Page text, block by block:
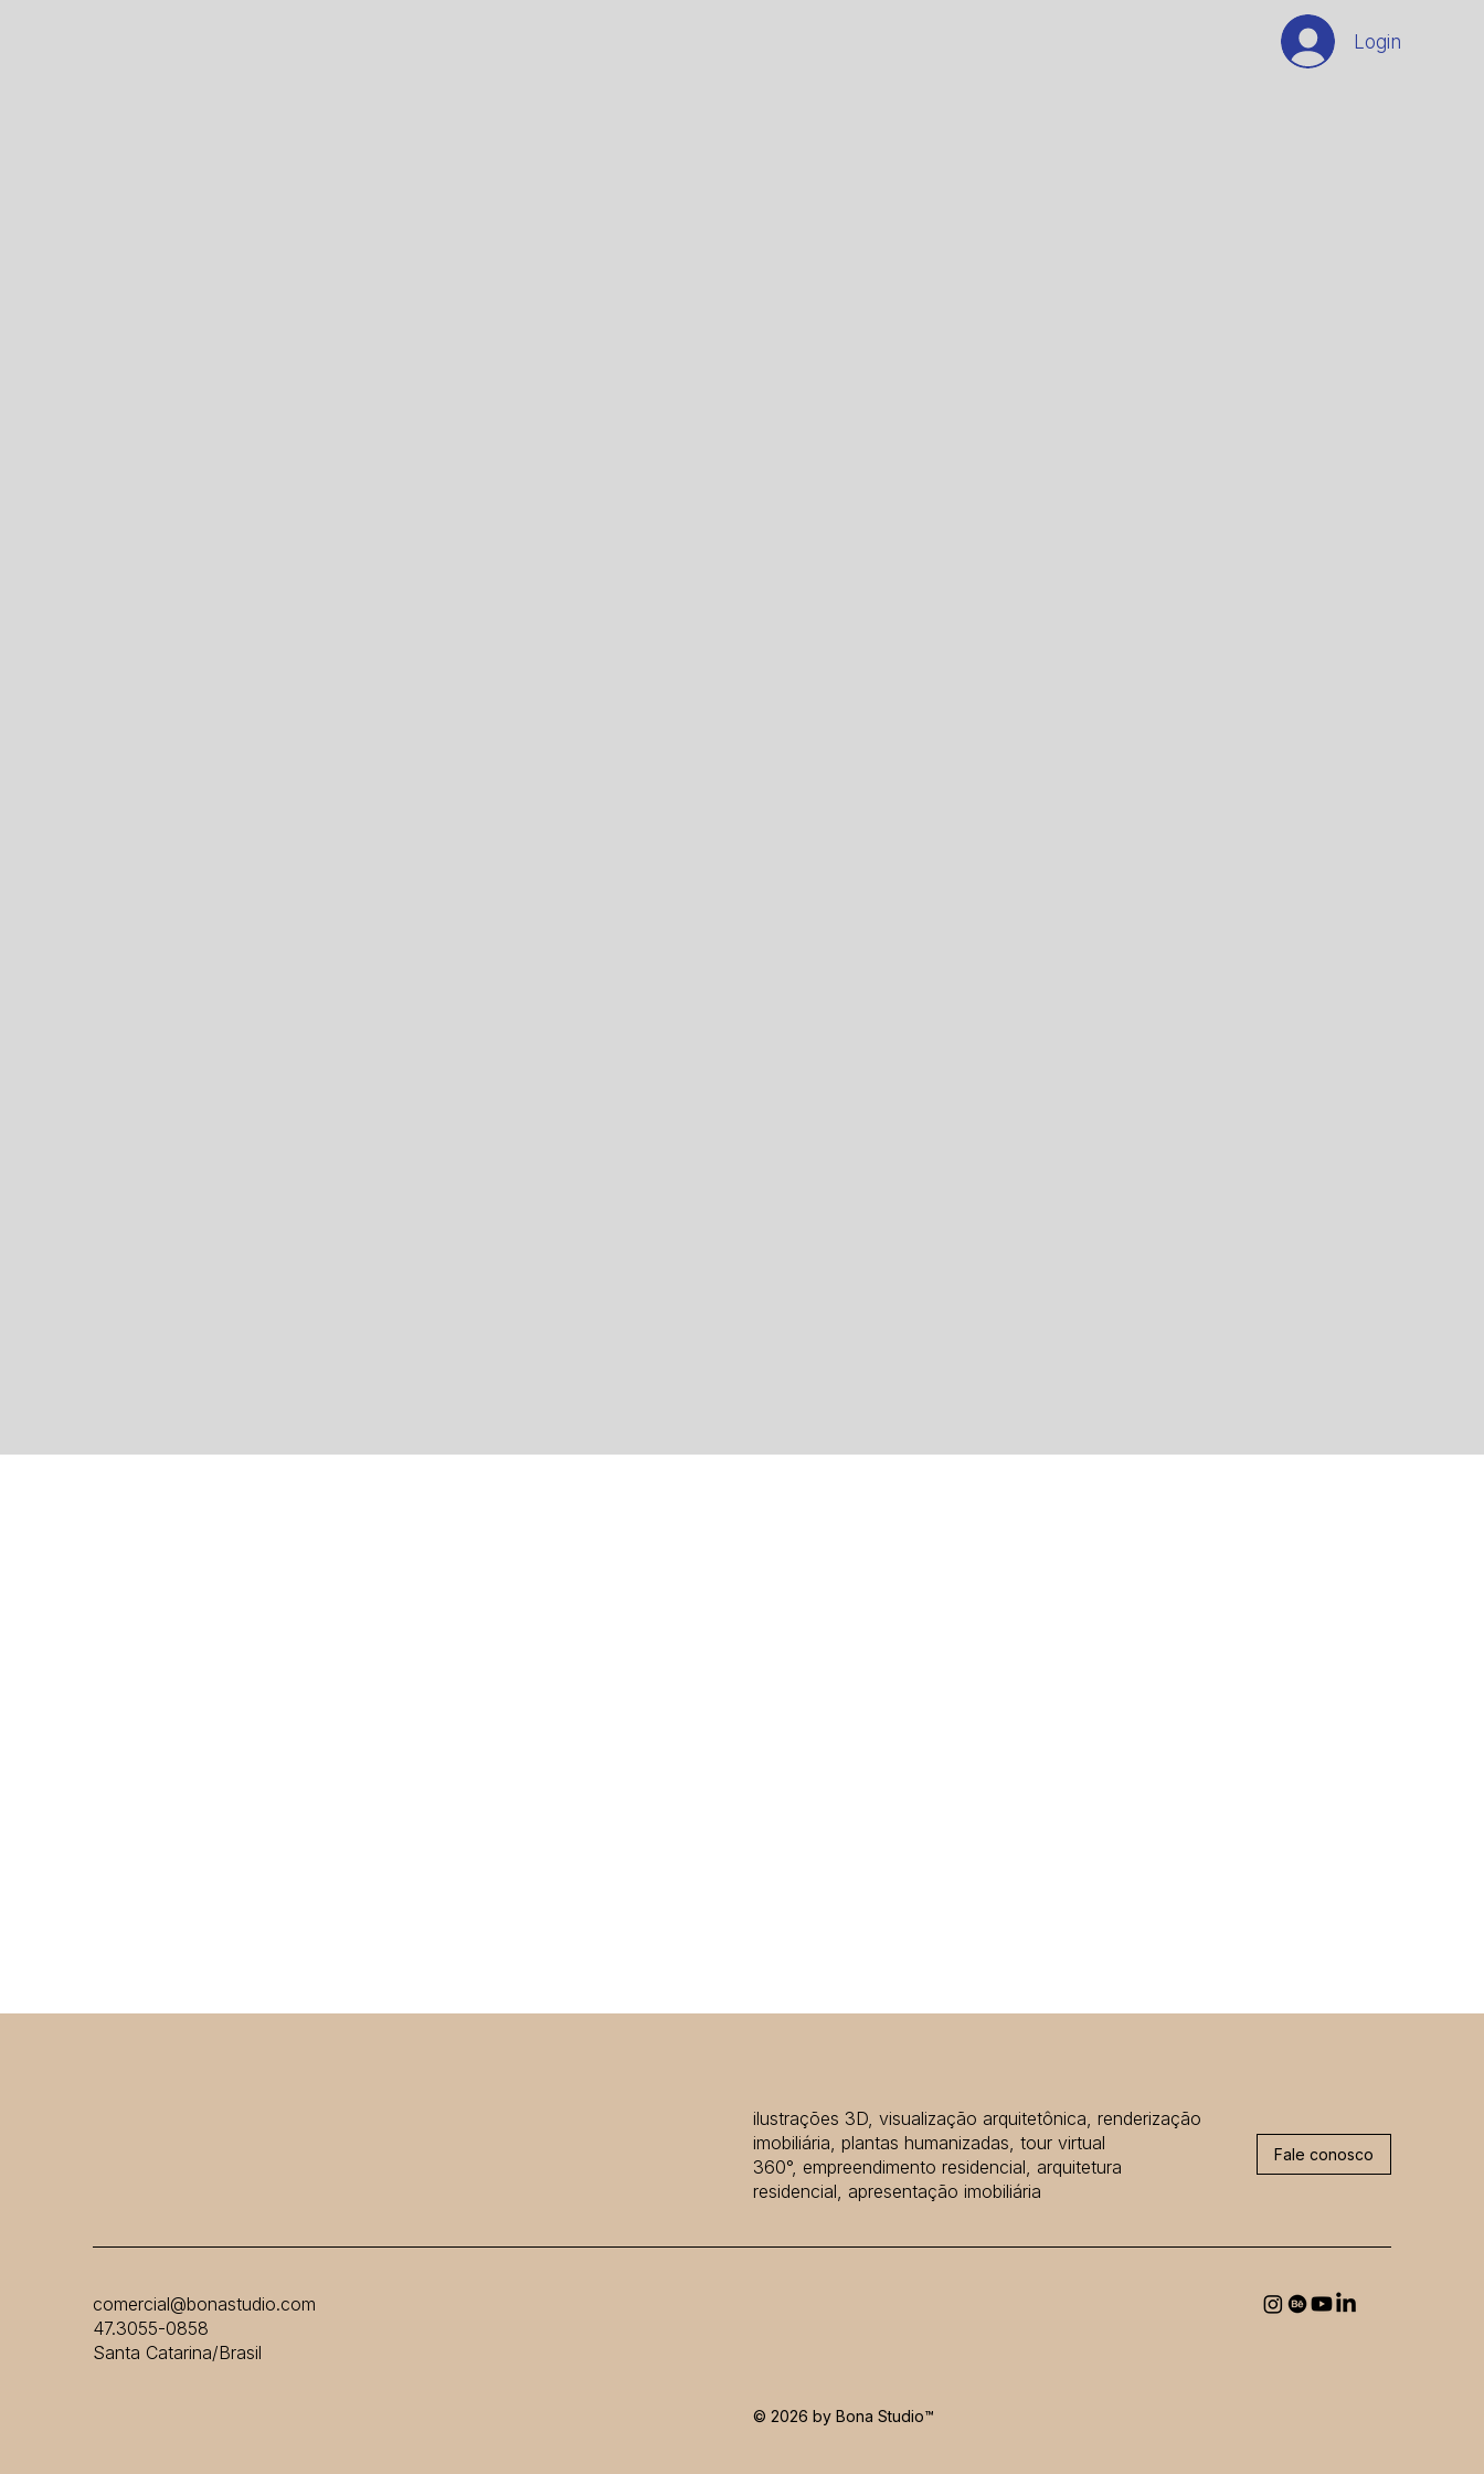
Login
ilustrações 3D, visualização arquitetônica, renderização
imobiliária, plantas humanizadas, tour virtual
360°, empreendimento residencial, arquitetura
residencial, apresentação imobiliária
Fale conosco
comercial@bonastudio.com
47.3055-0858
Santa Catarina/Brasil
© 2026 by Bona Studio™